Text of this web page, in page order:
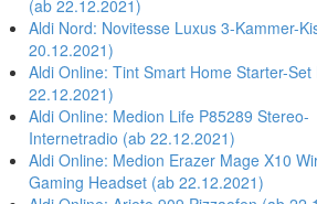
(ab 22.12.2021)
Aldi Nord: Novitesse Luxus 3-Kammer-
20.12.2021)
Aldi Online: Tint Smart Home Starter-Set
22.12.2021)
Aldi Online: Medion Life P85289 Stereo-
Internetradio (ab 22.12.2021)
Aldi Online: Medion Erazer Mage X10
Gaming Headset (ab 22.12.2021)